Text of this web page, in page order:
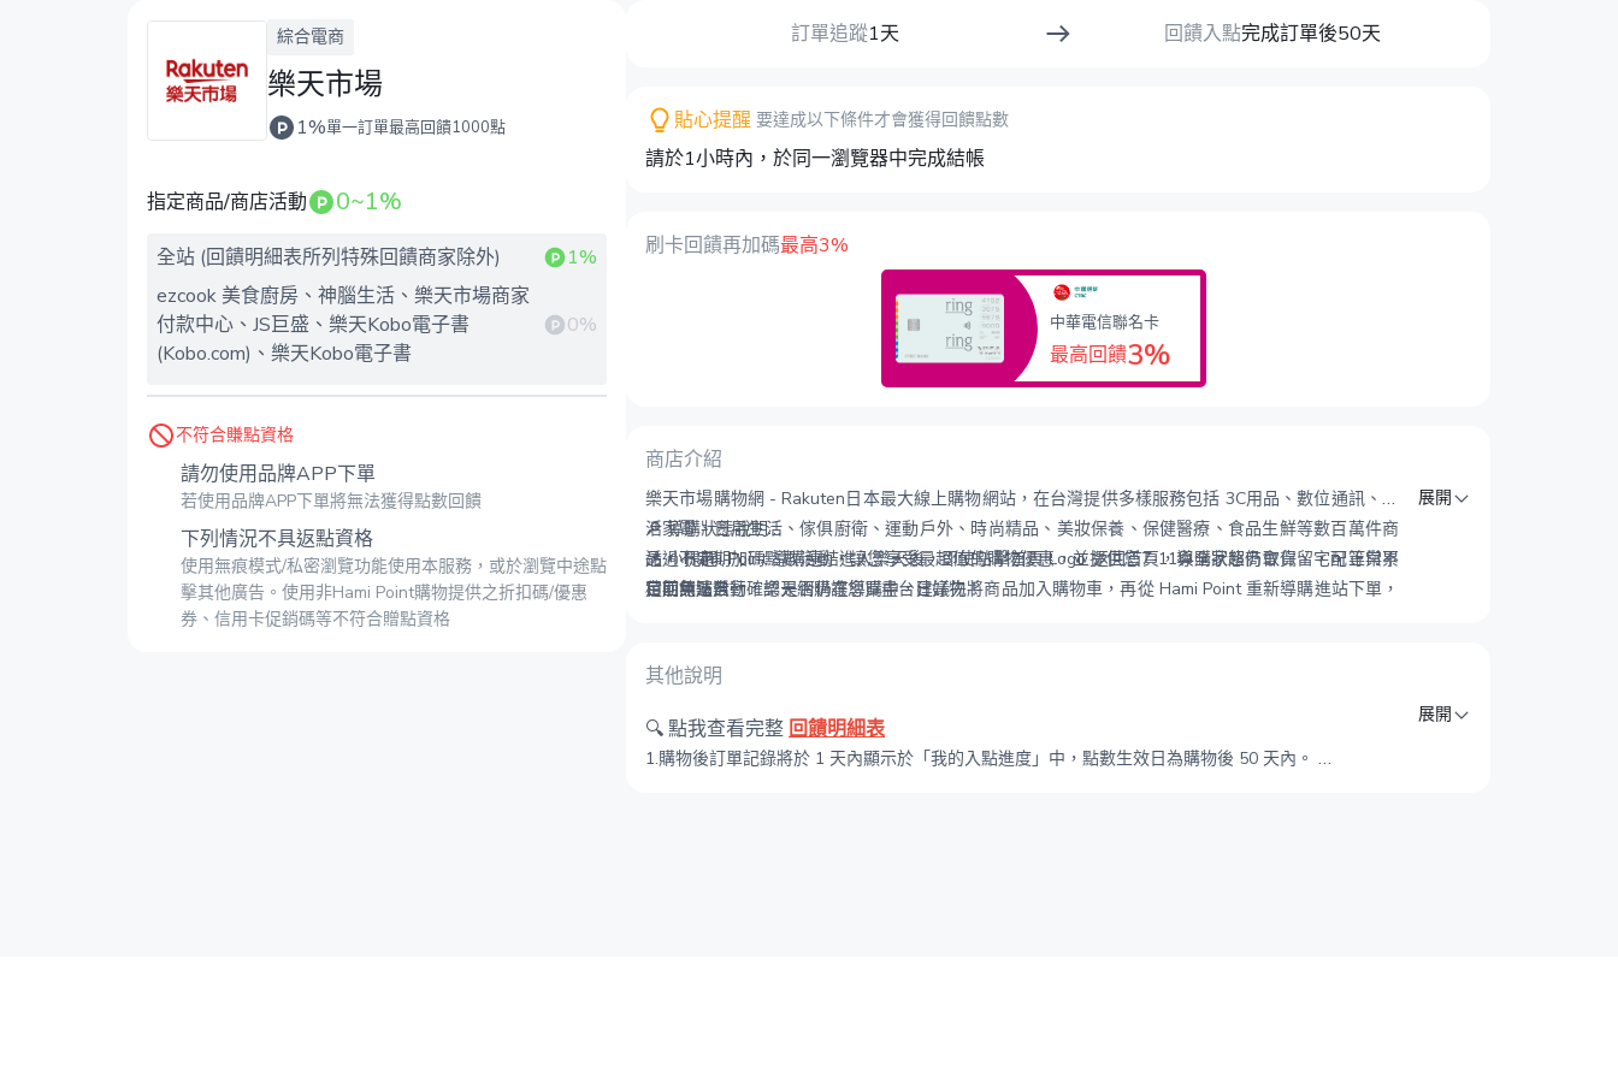
綜合電商
樂天市場
1%單一訂單最高回饋1000點
指定商品/商店活動 0~1%
全站 (回饋明細表所列特殊回饋商家除外)
1%
ezcook 美食廚房、神腦生活、樂天市場商家
付款中心、JS巨盛、樂天Kobo電子書
(Kobo.com)、樂天Kobo電子書
0%
不符合賺點資格
請勿使用品牌APP下單
若使用品牌APP下單將無法獲得點數回饋
下列情況不具返點資格
使用無痕模式/私密瀏覽功能使用本服務，或於瀏覽中途點
擊其他廣告。使用非Hami Point購物提供之折扣碼/優惠
券、信用卡促銷碼等不符合贈點資格
訂單追蹤1天 回饋入點完成訂單後50天
貼心提醒 要達成以下條件才會獲得回饋點數
請於1小時內，於同一瀏覽器中完成結帳
刷卡回饋再加碼最高3%
中華電信聯名卡
最高回饋3%
商店介紹
樂天市場購物網 - Rakuten日本最大線上購物網站，在台灣提供多樣服務包括 3C用品、數位通訊、生
活家電、日用生活、傢俱廚衛、運動戶外、時尚精品、美妝保養、保健醫療、食品生鮮等數百萬件商
品，不定期加碼點數活動，讓您享受最超值的購物優惠，並提供您7-11與全家超商取貨、宅配等與不
定期免運活動，樂天網購讓您買盡台日好物！
🔎導購狀態說明
透過 Hami Point 導購連結進入樂天後，即使點擊首頁 Logo 返回首頁，導購狀態仍會保留，可正常累
積回饋點數。
📌小提醒
目前無法自行確認是否仍在導購中，建議先將商品加入購物車，再從 Hami Point 重新導購進站下單 ，
展開
其他說明
🔍 點我查看完整 回饋明細表
1.購物後訂單記錄將於 1 天內顯示於「我的入點進度」中，點數生效日為購物後 50 天內。
展開